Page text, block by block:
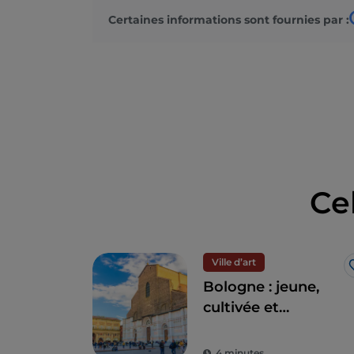
Certaines informations sont fournies par :
Ville d’art
Bologne : jeune,
cultivée et